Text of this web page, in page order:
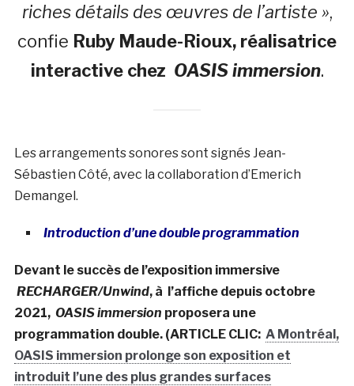
riches détails des œuvres de l’artiste »,
confie Ruby Maude-Rioux, réalisatrice
interactive chez OASIS immersion.
Les arrangements sonores sont signés Jean-
Sébastien Côté, avec la collaboration d’Emerich
Demangel.
Introduction d’une double programmation
Devant le succès de l’exposition immersive
RECHARGER/Unwind, à l’affiche depuis octobre
2021, OASIS immersion proposera une
programmation double. (ARTICLE CLIC: A Montréal,
OASIS immersion prolonge son exposition et
introduit l’une des plus grandes surfaces